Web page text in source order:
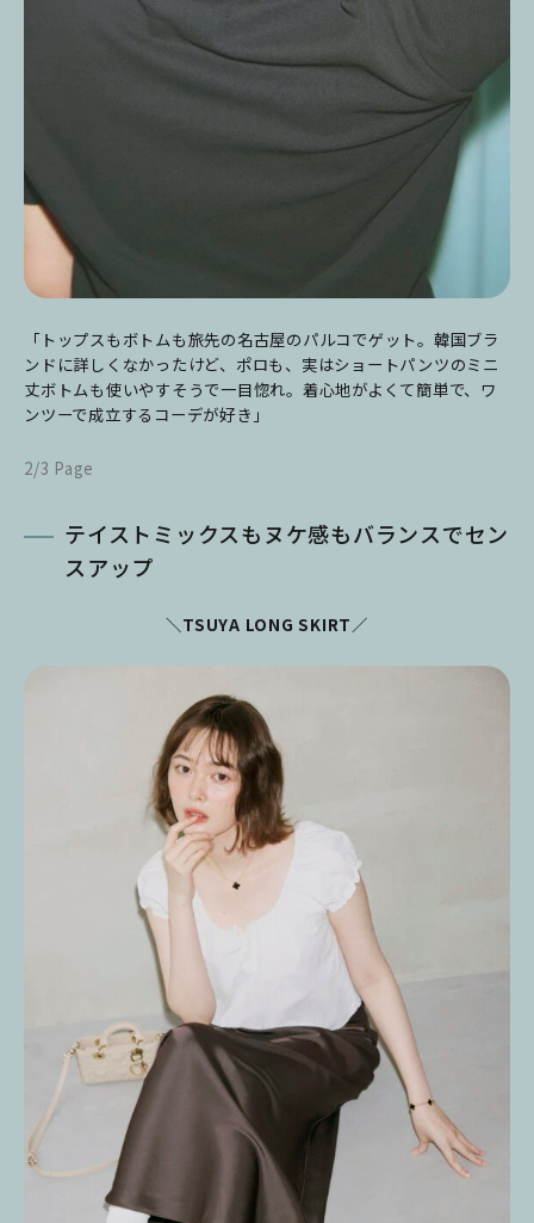
「トップスもボトムも旅先の名古屋のパルコでゲット。韓国ブラ
ンドに詳しくなかったけど、ポロも、実はショートパンツのミニ
丈ボトムも使いやすそうで一目惚れ。着心地がよくて簡単で、ワ
ンツーで成立するコーデが好き」
2/3 Page
テイストミックスもヌケ感もバランスでセン
スアップ
＼TSUYA LONG SKIRT／